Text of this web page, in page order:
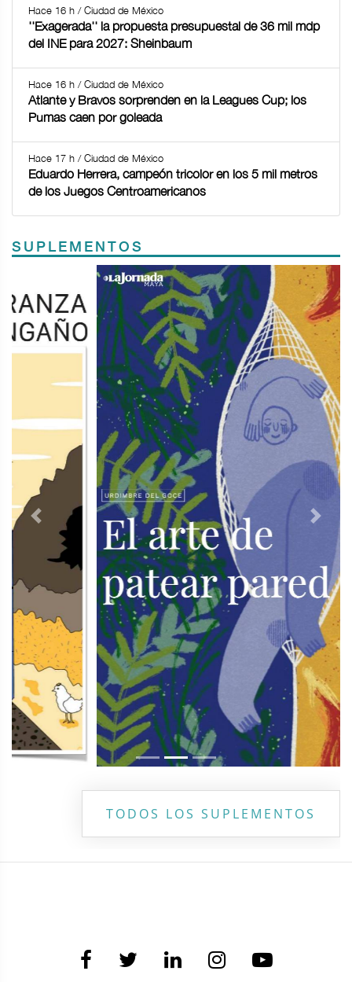
Hace 16 h / Ciudad de México
''Exagerada'' la propuesta presupuestal de 36 mil mdp
del INE para 2027: Sheinbaum
Hace 16 h / Ciudad de México
Atlante y Bravos sorprenden en la Leagues Cup; los
Pumas caen por goleada
Hace 17 h / Ciudad de México
Eduardo Herrera, campeón tricolor en los 5 mil metros
de los Juegos Centroamericanos
SUPLEMENTOS
Previous Next
TODOS LOS SUPLEMENTOS